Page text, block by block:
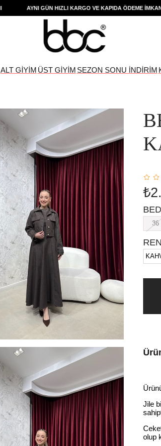
AYNI GÜN HIZLI KARGO VE KAPIDA ÖDEME İMKANI
ALT GİYİM ÜST GİYİM SEZON SONU İNDİRİM
36
Jile
olup